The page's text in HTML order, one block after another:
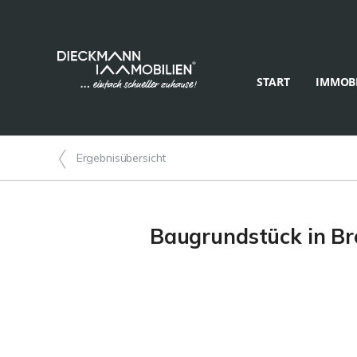
START
Ergebnisübersicht
Baugrundstück in